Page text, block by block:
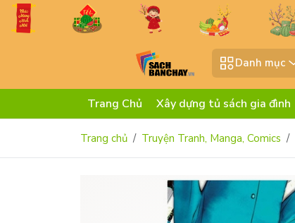
Danh mục
Trang Chủ Xây dựng tủ sách gia đình
Trang chủ Truyện Tranh, Manga, Comics